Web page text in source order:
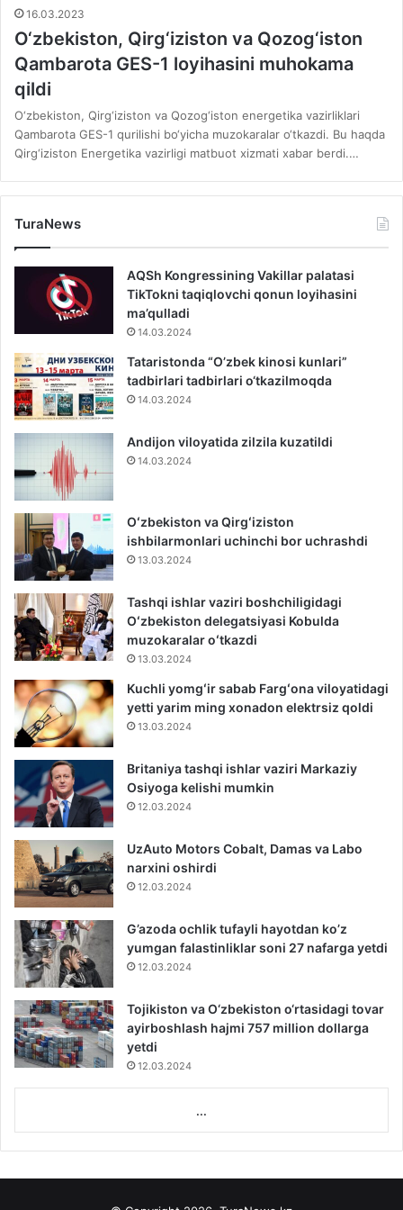
16.03.2023
O‘zbekiston, Qirg‘iziston va Qozog‘iston
Qambarota GES-1 loyihasini muhokama
qildi
O‘zbekiston, Qirg‘iziston va Qozog‘iston energetika vazirliklari
Qambarota GES-1 qurilishi bo‘yicha muzokaralar o‘tkazdi. Bu haqda
Qirg‘iziston Energetika vazirligi matbuot xizmati xabar berdi.…
TuraNews
AQSh Kongressining Vakillar palatasi
TikTokni taqiqlovchi qonun loyihasini
ma’qulladi
14.03.2024
Tataristonda “O’zbek kinosi kunlari”
tadbirlari tadbirlari o‘tkazilmoqda
14.03.2024
Andijon viloyatida zilzila kuzatildi
14.03.2024
Oʻzbekiston va Qirgʻiziston
ishbilarmonlari uchinchi bor uchrashdi
13.03.2024
Tashqi ishlar vaziri boshchiligidagi
Oʻzbekiston delegatsiyasi Kobulda
muzokaralar oʻtkazdi
13.03.2024
Kuchli yomgʻir sabab Fargʻona viloyatidagi
yetti yarim ming xonadon elektrsiz qoldi
13.03.2024
Britaniya tashqi ishlar vaziri Markaziy
Osiyoga kelishi mumkin
12.03.2024
UzAuto Motors Cobalt, Damas va Labo
narxini oshirdi
12.03.2024
G’azoda ochlik tufayli hayotdan ko’z
yumgan falastinliklar soni 27 nafarga yetdi
12.03.2024
Tojikiston va O‘zbekiston o‘rtasidagi tovar
ayirboshlash hajmi 757 million dollarga
yetdi
12.03.2024
...